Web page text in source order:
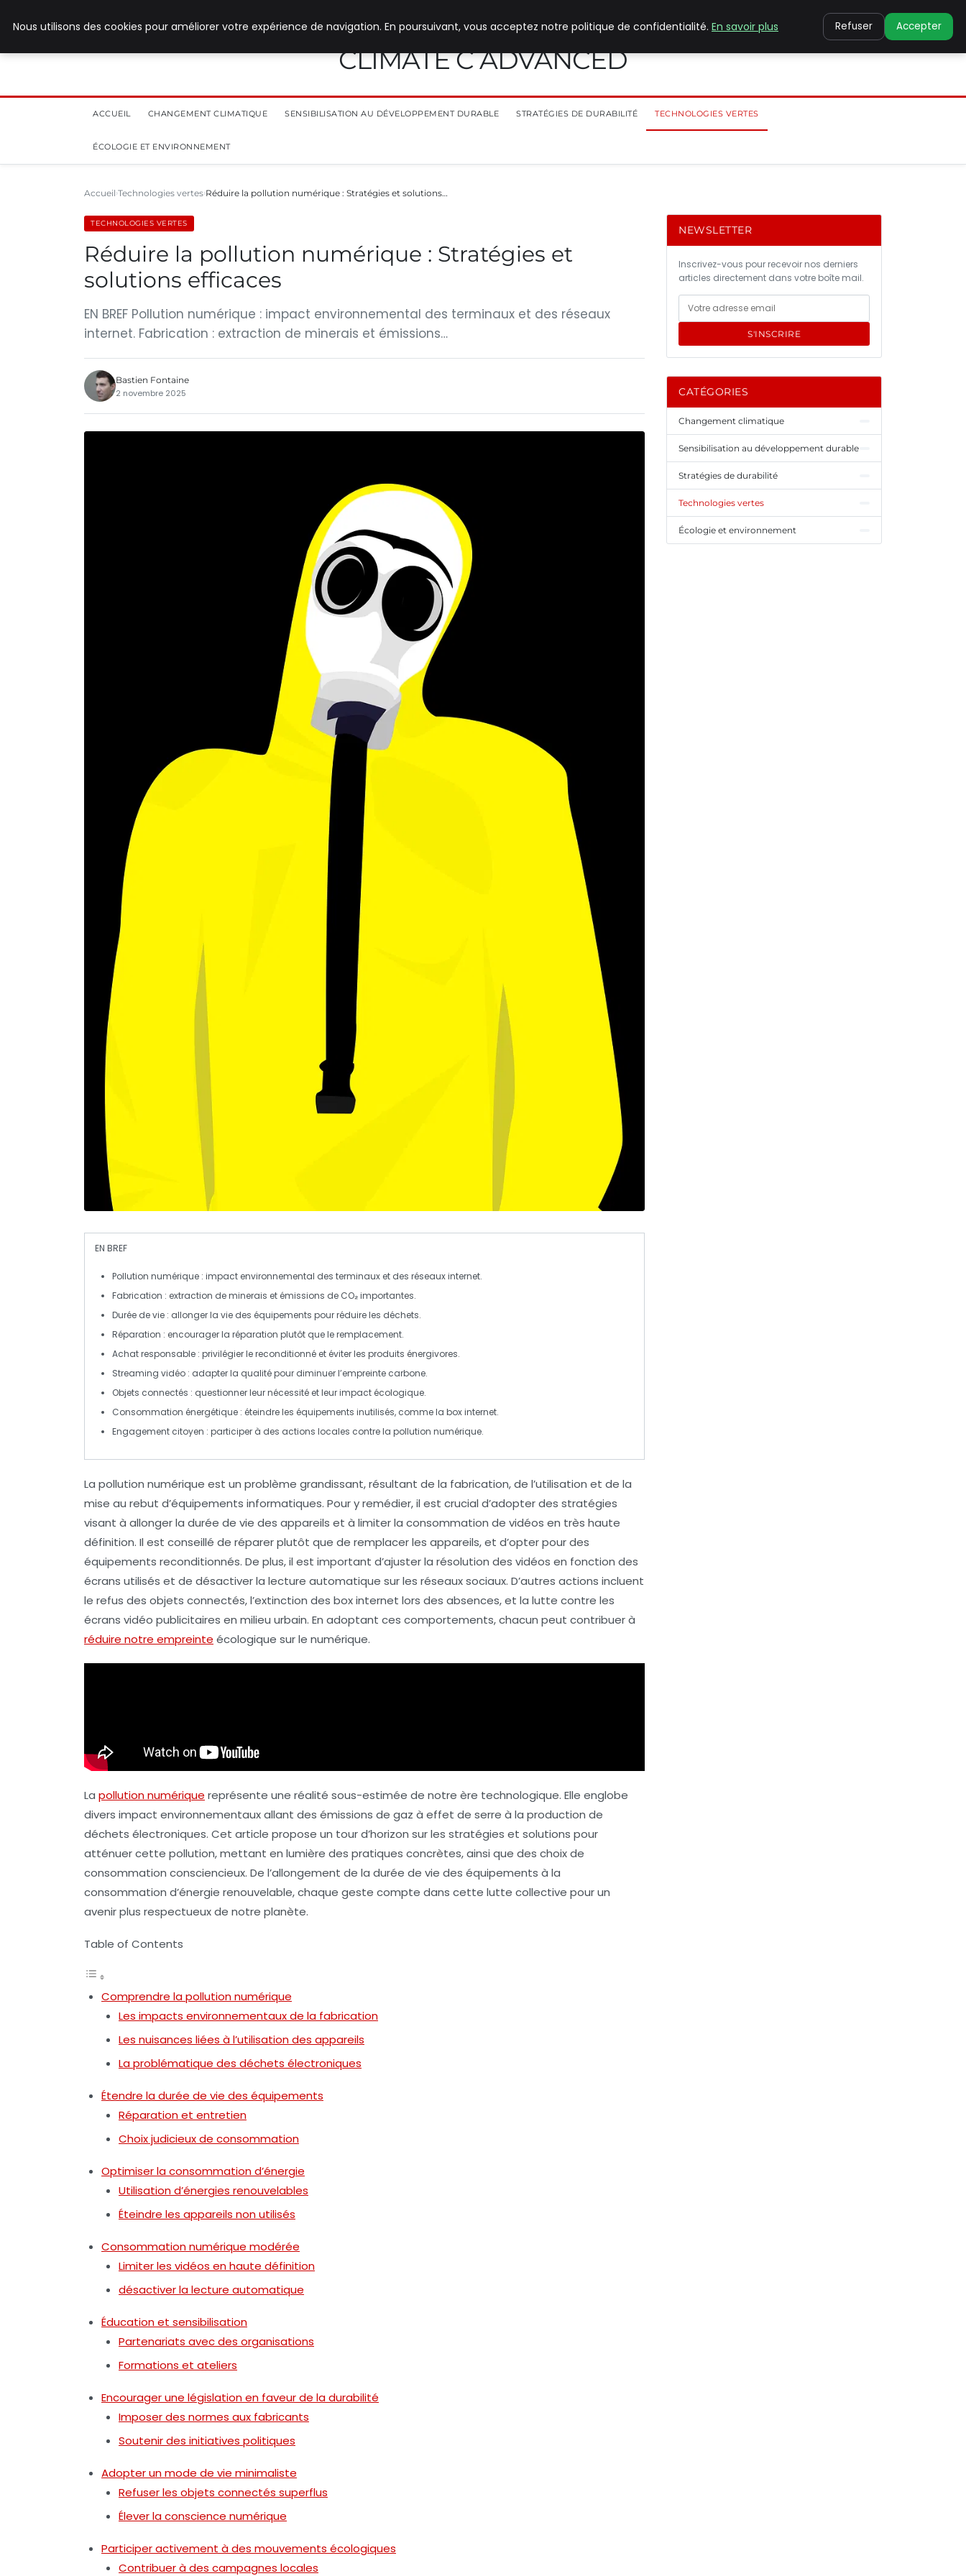
CLIMATE C ADVANCED
ACCUEIL CHANGEMENT CLIMATIQUE SENSIBILISATION AU DÉVELOPPEMENT DURABLE STRATÉGIES DE DURABILITÉ TECHNOLOGIES VERTES
ÉCOLOGIE ET ENVIRONNEMENT
Accueil Technologies vertes Réduire la pollution numérique : Stratégies et solutions…
TECHNOLOGIES VERTES
Réduire la pollution numérique : Stratégies et
solutions efficaces
EN BREF Pollution numérique : impact environnemental des terminaux et des réseaux
internet. Fabrication : extraction de minerais et émissions…
Bastien Fontaine
2 novembre 2025
EN BREF
Pollution numérique : impact environnemental des terminaux et des réseaux internet.
Fabrication : extraction de minerais et émissions de CO₂importantes.
Durée de vie : allonger la vie des équipements pour réduire les déchets.
Réparation : encourager la réparation plutôt que le remplacement.
Achat responsable : privilégier lereconditionné et éviter les produits énergivores.
Streaming vidéo : adapter la qualité pour diminuer l’empreinte carbone.
Objets connectés : questionner leur nécessité et leur impact écologique.
Consommation énergétique : éteindre les équipements inutilisés, comme la box internet.
Engagement citoyen : participer à des actions locales contre la pollution numérique.
La pollution numérique est un problème grandissant, résultant de la fabrication, de l’utilisation et de la
mise au rebut d’équipements informatiques. Pour y remédier, il est crucial d’adopter des stratégies
visant à allonger la durée de vie des appareils et à limiter la consommation de vidéos en très haute
définition. Il est conseillé de réparer plutôt que de remplacer les appareils, et d’opter pour des
équipements reconditionnés. De plus, il est important d’ajuster la résolution des vidéos en fonction des
écrans utilisés et de désactiver la lecture automatique sur les réseaux sociaux. D’autres actions incluent
le refus des objets connectés, l’extinction des box internet lors des absences, et la lutte contre les
écrans vidéo publicitaires en milieu urbain. En adoptant ces comportements, chacun peut contribuer à
réduire notre empreinte écologique sur le numérique.
La pollution numérique représente une réalité sous-estimée de notre ère technologique. Elle englobe
divers impact environnementaux allant des émissions de gaz à effet de serre à la production de
déchets électroniques. Cet article propose un tour d’horizon sur les stratégies et solutions pour
atténuer cette pollution, mettant en lumière des pratiques concrètes, ainsi que des choix de
consommation consciencieux. De l’allongement de la durée de vie des équipements à la
consommation d’énergie renouvelable, chaque geste compte dans cette lutte collective pour un
avenir plus respectueux de notre planète.
Table of Contents
Comprendre la pollution numérique
Les impacts environnementaux de la fabrication
Les nuisances liées à l’utilisation des appareils
La problématique des déchets électroniques
Étendre la durée de vie des équipements
Réparation et entretien
Choix judicieux de consommation
Optimiser la consommation d’énergie
Utilisation d’énergies renouvelables
Éteindre les appareils non utilisés
Consommation numérique modérée
Limiter les vidéos en haute définition
désactiver la lecture automatique
Éducation et sensibilisation
Partenariats avec des organisations
Formations et ateliers
Encourager une législation en faveur de la durabilité
Imposer des normes aux fabricants
Soutenir des initiatives politiques
Adopter un mode de vie minimaliste
Refuser les objets connectés superflus
Élever la conscience numérique
Participer activement à des mouvements écologiques
Contribuer à des campagnes locales
NEWSLETTER
Inscrivez-vous pour recevoir nos derniers
articles directement dans votre boîte mail.
S'INSCRIRE
CATÉGORIES
Changement climatique
Sensibilisation au développement durable
Stratégies de durabilité
Technologies vertes
Écologie et environnement
Nous utilisons des cookies pour améliorer votre expérience de navigation. En poursuivant, vous acceptez notre politique de confidentialité. En savoir plus Refuser Accepter